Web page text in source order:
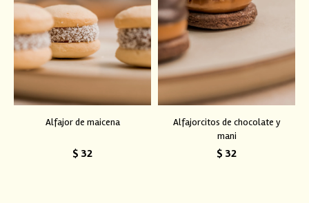
Alfajor de maicena
$ 32
Alfajorcitos de chocolate y
mani
$ 32